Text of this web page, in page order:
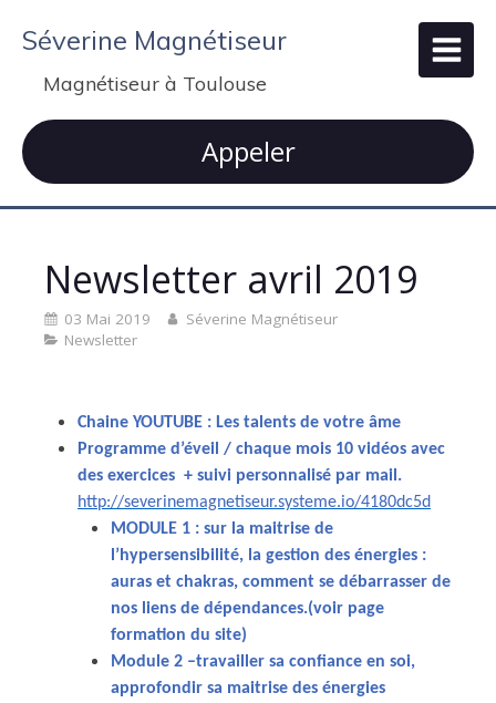
Séverine Magnétiseur
Magnétiseur à Toulouse
Appeler
Newsletter avril 2019
03 Mai 2019
Séverine Magnétiseur
Newsletter
Chaine YOUTUBE : Les talents de votre âme
Programme d’éveil / chaque mois 10 vidéos avec
des exercices + suivi personnalisé par mail.
http://severinemagnetiseur.systeme.io/4180dc5d
MODULE 1 : sur la maitrise de
l’hypersensibilité, la gestion des énergies :
auras et chakras, comment se débarrasser de
nos liens de dépendances.(voir page
formation du site)
Module 2 –travailler sa confiance en soi,
approfondir sa maitrise des énergies